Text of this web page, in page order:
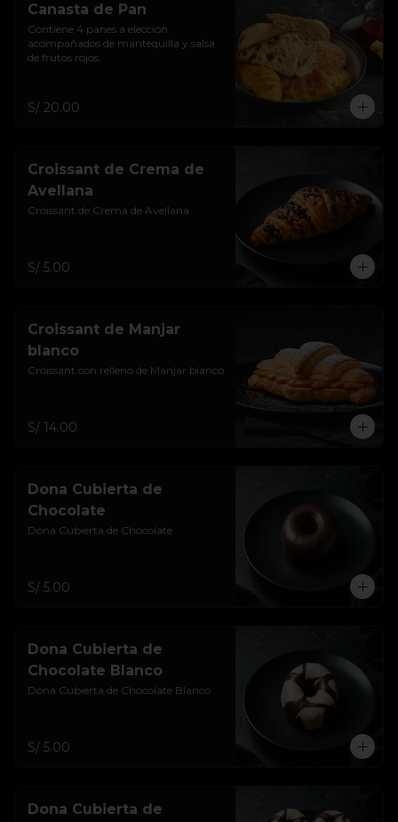
Canasta de Pan
Contiene 4 panes a elección
acompañados de mantequilla y salsa
de frutos rojos.
S/ 20.00
Croissant de Crema de
Avellana
Croissant de Crema de Avellana
S/ 5.00
Croissant de Manjar
blanco
Croissant con relleno de Manjar blanco
S/ 14.00
Dona Cubierta de
Chocolate
Dona Cubierta de Chocolate
S/ 5.00
Dona Cubierta de
Chocolate Blanco
Dona Cubierta de Chocolate Blanco
S/ 5.00
Dona Cubierta de